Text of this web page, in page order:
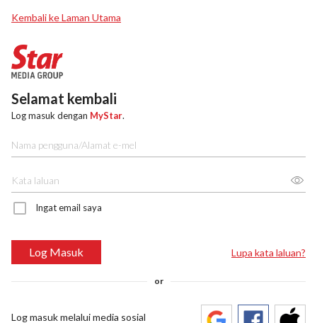
Kembali ke Laman Utama
Selamat kembali
Log masuk dengan MyStar.
Ingat email saya
Log Masuk Lupa kata laluan?
or
Log masuk melalui media sosial